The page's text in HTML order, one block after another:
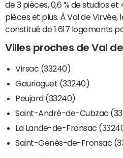
de 3 pièces, 0,6 % de studios et
pièces et plus. À Val de
constitué de 1 617 logements
Villes proches de Val
Virsac (33240)
Gauriaguet (33240)
Peujard (33240)
Saint-André-de-Cubzac
La Lande-de-Fronsac
Saint-Genès-de-Fronsac